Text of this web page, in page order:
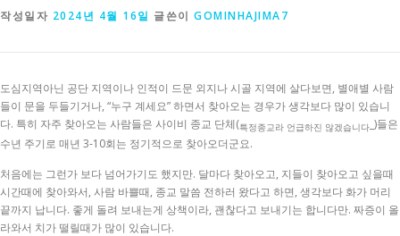
작성일자 2024년 4월 16일 글쓴이 GOMINHAJIMA7
도심지역아닌 공단 지역이나 인적이 드문 외지나 시골 지역에 살다보면, 별애별 사람
들이 문을 두들기거나, “누구 계세요” 하면서 찾아오는 경우가 생각보다 많이 있습니
다. 특히 자주 찾아오는 사람들은 사이비 종교 단체(특정종교라 언급하진 않겠습니다 _)들은
수년 주기로 매년 3-10회는 정기적으로 찾아오더군요.
처음에는 그런가 보다 넘어가기도 했지만. 달마다 찾아오고, 지들이 찾아오고 싶을때
시간때에 찾아와서, 사람 바쁠때, 종교 말씀 전하러 왔다고 하면, 생각보다 화가 머리
끝까지 납니다. 좋게 돌려 보내는게 상책이라, 괜찮다고 보내기는 합니다만. 짜증이 올
라와서 치가 떨릴때가 많이 있습니다.